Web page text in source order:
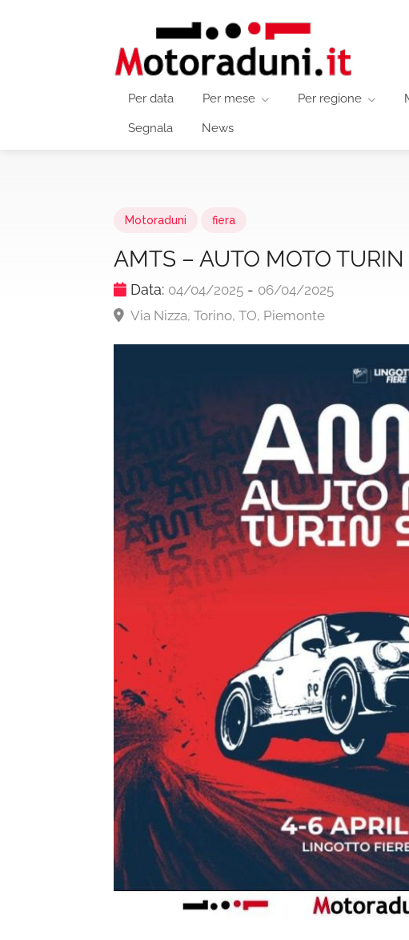
Per data Per mese Per regione
Segnala News
Motoraduni fiera
AMTS – AUTO MOTO
Data: 04/04/2025 - 06/04/2025
Via Nizza, Torino, TO, Piemonte